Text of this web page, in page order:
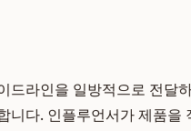
드라인을 일방적으로 전달
니다. 인플루언서가 제품